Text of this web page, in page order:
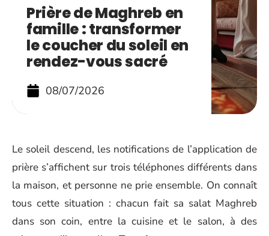
Prière de Maghreb en
famille : transformer
le coucher du soleil en
rendez-vous sacré
08/07/2026
Le soleil descend, les notifications de l’application de
prière s’affichent sur trois téléphones différents dans
la maison, et personne ne prie ensemble. On connaît
tous cette situation : chacun fait sa salat Maghreb
dans son coin, entre la cuisine et le salon, à des